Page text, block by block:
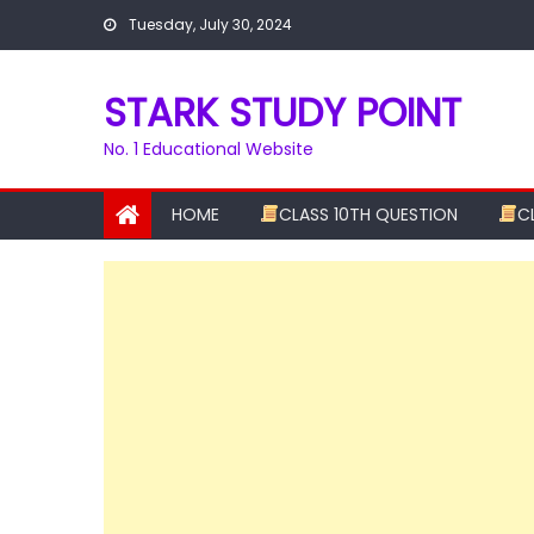
Tuesday, July 30, 2024
STARK STUDY POINT
No. 1 Educational Website
HOME CLASS 10TH QUESTION